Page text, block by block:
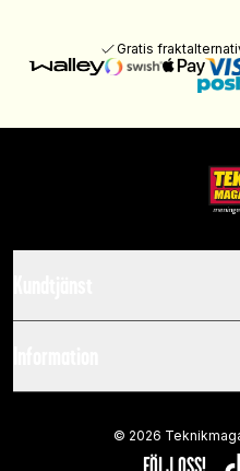
Gratis
© 2026